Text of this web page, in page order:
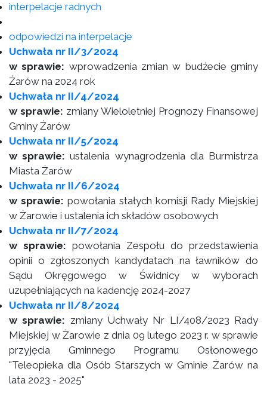
interpelacje radnych
odpowiedzi na interpelacje
Uchwała nr II/3/2024
w sprawie: wprowadzenia zmian w budżecie gminy
Żarów na 2024 rok
Uchwała nr II/4/2024
w sprawie: zmiany Wieloletniej Prognozy Finansowej
Gminy Żarów
Uchwała nr II/5/2024
w sprawie: ustalenia wynagrodzenia dla Burmistrza
Miasta Żarów
Uchwała nr II/6/2024
w sprawie: powołania stałych komisji Rady Miejskiej
w Żarowie i ustalenia ich składów osobowych
Uchwała nr II/7/2024
w sprawie: powołania Zespołu do przedstawienia
opinii o zgłoszonych kandydatach na ławników do
Sądu Okręgowego w Świdnicy w wyborach
uzupełniających na kadencję 2024-2027
Uchwała nr II/8/2024
w sprawie: zmiany Uchwały Nr LI/408/2023 Rady
Miejskiej w Żarowie z dnia 09 lutego 2023 r. w sprawie
przyjęcia Gminnego Programu Osłonowego
"Teleopieka dla Osób Starszych w Gminie Żarów na
lata 2023 - 2025"